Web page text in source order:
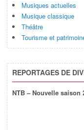
Musiques actuelles
Musique classique
Théâtre
Tourisme et
REPORTAGES DE
NTB – Nouvelle saison